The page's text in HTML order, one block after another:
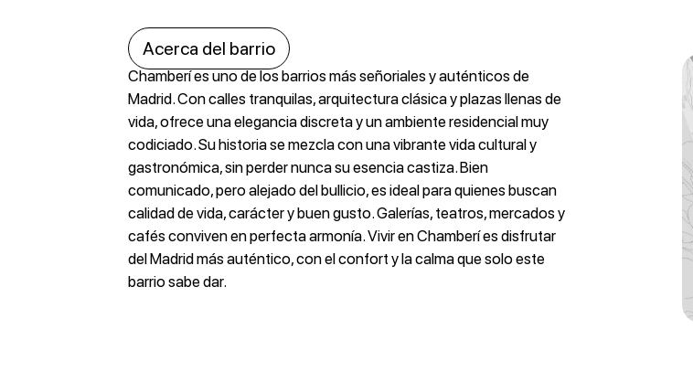
Acerca del barrio
Chamberí es uno de los barrios más señoriales y auténticos de
Madrid. Con calles tranquilas, arquitectura clásica y plazas llenas de
vida, ofrece una elegancia discreta y un ambiente residencial muy
codiciado. Su historia se mezcla con una vibrante vida cultural y
gastronómica, sin perder nunca su esencia castiza. Bien
comunicado, pero alejado del bullicio, es ideal para quienes buscan
calidad de vida, carácter y buen gusto. Galerías, teatros, mercados y
cafés conviven en perfecta armonía. Vivir en Chamberí es disfrutar
del Madrid más auténtico, con el confort y la calma que solo este
barrio sabe dar.